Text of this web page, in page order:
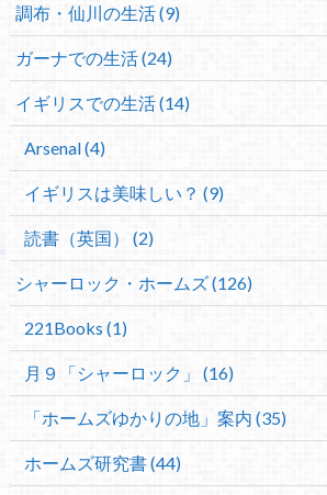
調布・仙川の生活 (9)
ガーナでの生活 (24)
イギリスでの生活 (14)
Arsenal (4)
イギリスは美味しい？ (9)
読書（英国） (2)
シャーロック・ホームズ (126)
221Books (1)
月９「シャーロック」 (16)
「ホームズゆかりの地」案内 (35)
ホームズ研究書 (44)